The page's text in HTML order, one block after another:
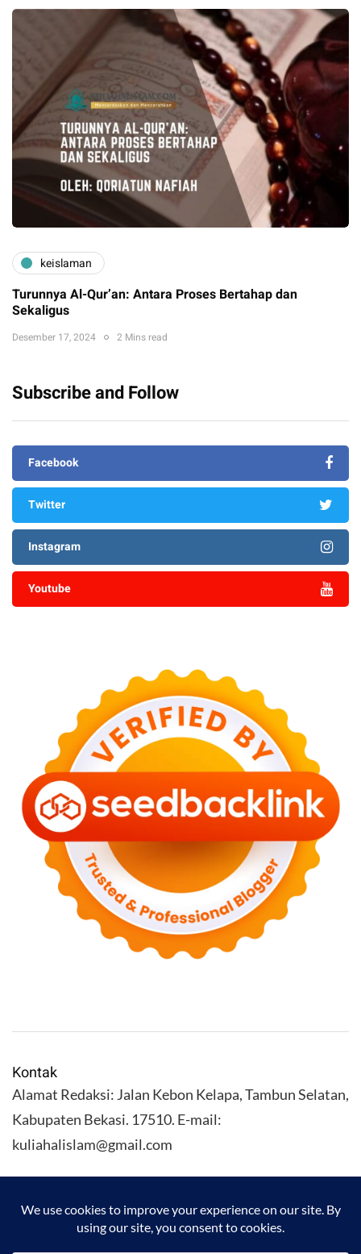
keislaman
Turunnya Al-Qur’an: Antara Proses Bertahap dan
Sekaligus
Desember 17, 2024 2 Mins read
Subscribe and Follow
Facebook
Twitter
Instagram
Youtube
Kontak
Alamat Redaksi: Jalan Kebon Kelapa, Tambun Selatan,
Kabupaten Bekasi. 17510. E-mail:
kuliahalislam@gmail.com